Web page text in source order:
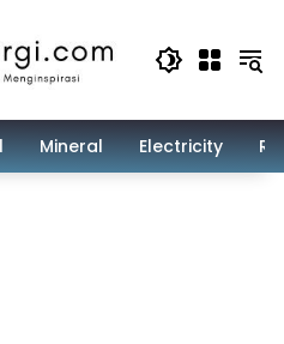
Mineral Electricity